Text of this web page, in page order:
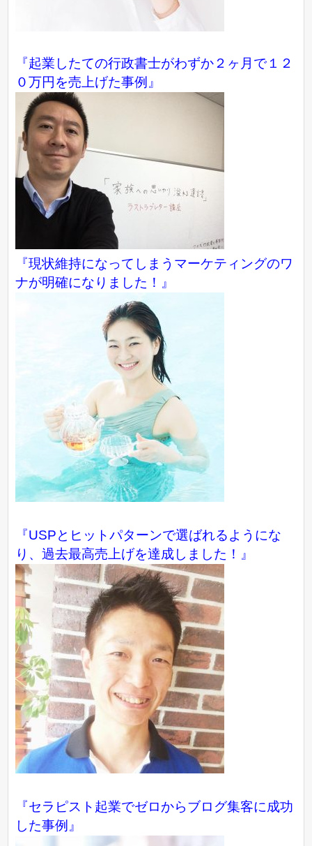
『起業したての行政書士がわずか２ヶ月で１２
０万円を売上げた事例』
『現状維持になってしまうマーケティングのワ
ナが明確になりました！』
『USPとヒットパターンで選ばれるようにな
り、過去最高売上げを達成しました！』
『セラピスト起業でゼロからブログ集客に成功
した事例 』